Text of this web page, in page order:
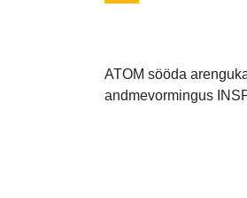
ATOM sööda
andmevormingus